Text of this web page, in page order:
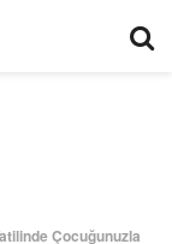
Çocuğunuzla